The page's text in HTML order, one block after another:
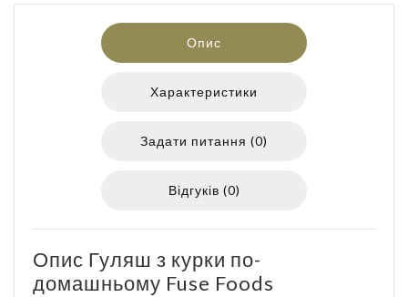
Опис
Характеристики
Задати питання (0)
Відгуків (0)
Опис Гуляш з курки по-
домашньому Fuse Foods